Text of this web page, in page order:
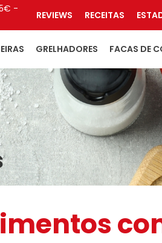
-
REVIEWS RECEITAS
GRELHADORES FACAS DE